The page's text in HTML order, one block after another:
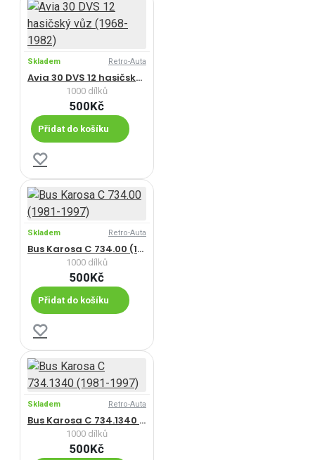
Skladem Retro-Auta
Avia 30 DVS 12 hasičský vůz (1968-1982)
1000 dílků
500Kč
Přidat do košíku
Skladem Retro-Auta
Bus Karosa C 734.00 (1981-1997)
1000 dílků
500Kč
Přidat do košíku
Skladem Retro-Auta
Bus Karosa C 734.1340 (1981-1997)
1000 dílků
500Kč